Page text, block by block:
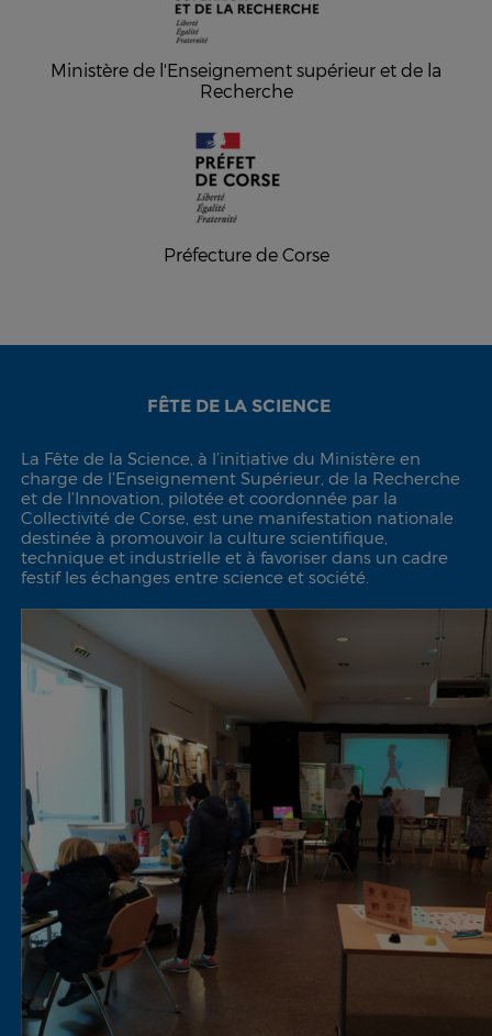
Ministère de l'Enseignement supérieur et de la
Recherche
Préfecture de Corse
FÊTE DE LA SCIENCE
La Fête de la Science, à l’initiative du Ministère en
charge de l’Enseignement Supérieur, de la Recherche
et de l’Innovation, pilotée et coordonnée par la
Collectivité de Corse, est une manifestation nationale
destinée à promouvoir la culture scientifique,
technique et industrielle et à favoriser dans un cadre
festif les échanges entre science et société.